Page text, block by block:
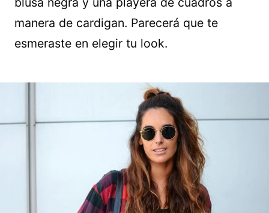
manera de cardigan. Parecerá que te
esmeraste en elegir tu look.